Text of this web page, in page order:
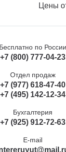
Цены
Бесплатно по России
+7 (800) 777-04-23
Отдел продаж
+7 (977) 618-47-40
+7 (495) 142-12-34
Бухгалтерия
+7 (925) 912-72-63
E-mail